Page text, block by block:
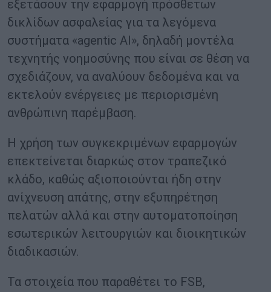
εξετάσουν την εφαρμογή πρόσθετων
δικλίδων ασφαλείας για τα λεγόμενα
συστήματα «agentic AI», δηλαδή μοντέλα
τεχνητής νοημοσύνης που είναι σε θέση να
σχεδιάζουν, να αναλύουν δεδομένα και να
εκτελούν ενέργειες με περιορισμένη
ανθρώπινη παρέμβαση.
Η χρήση των συγκεκριμένων εφαρμογών
επεκτείνεται διαρκώς στον τραπεζικό
κλάδο, καθώς αξιοποιούνται ήδη στην
ανίχνευση απάτης, στην εξυπηρέτηση
πελατών αλλά και στην αυτοματοποίηση
εσωτερικών λειτουργιών και διοικητικών
διαδικασιών.
Τα στοιχεία που παραθέτει το FSB,